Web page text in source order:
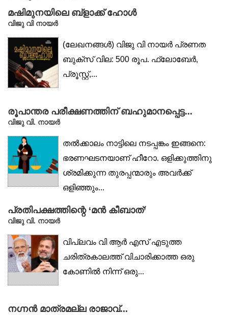
മഷിമുനയിലെ ബ്ളാക്ക് ഹോൾ
വിജു വി നായർ
(ലേഖനങ്ങൾ) വിജു വി നായർ പ്രണത
ബുക്സ് വില: 500 രൂപ. ഫ്ലോബേർ,
പ്രൂസ്റ്റ്,...
രൂപാന്തര പരീക്ഷണത്തിന് ബഹുമാനപ്പെട്ട...
വിജു വി. നായര്‍
തൽക്കാലം നാട്ടിലെ നടപ്പങ്കം ഇങ്ങനെ:
ഭരണഘടനയാണ് ഹീറോ. ഒളിക്കുത്തിനു
ശ്രമിക്കുന്ന തുരപ്പന്മാരും അവർക്ക്
ഒളിഞ്ഞും...
പ്രതിപക്ഷത്തിന്റെ ‘മൻ കീബാത്’
വിജു വി. നായര്‍
വിപ്ലവം വി ആർ എസ് എടുത്ത
ചരിത്രകാലത്ത് വിചാരിക്കാത്ത ഒരു
കോണിൽ നിന്ന് ഒരു...
നഗ്നൻ മാത്രമല്ല രാജാവ്...